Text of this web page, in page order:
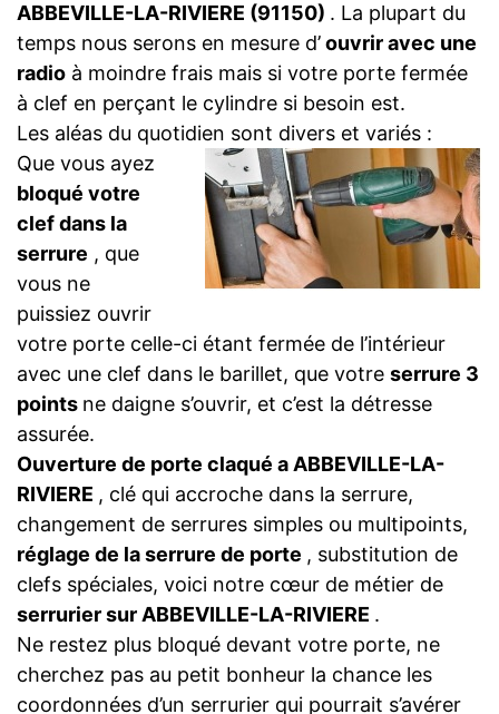
ABBEVILLE-LA-RIVIERE (91150) . La plupart du
temps nous serons en mesure d’ouvrir avec une
radio à moindre frais mais si votre porte fermée
à clef en perçant le cylindre si besoin est.
Les aléas du quotidien sont divers et variés :
Que vous ayez
bloqué votre
clef dans la
serrure , que
vous ne
puissiez ouvrir
votre porte celle-ci étant fermée de l’intérieur
avec une clef dans le barillet, que votre serrure 3
points ne daigne s’ouvrir, et c’est la détresse
assurée.
Ouverture de porte claqué a ABBEVILLE-LA-
RIVIERE , clé qui accroche dans la serrure,
changement de serrures simples ou multipoints,
réglage de la serrure de porte , substitution de
clefs spéciales, voici notre cœur de métier de
serrurier sur ABBEVILLE-LA-RIVIERE .
Ne restez plus bloqué devant votre porte, ne
cherchez pas au petit bonheur la chance les
coordonnées d’un serrurier qui pourrait s’avérer